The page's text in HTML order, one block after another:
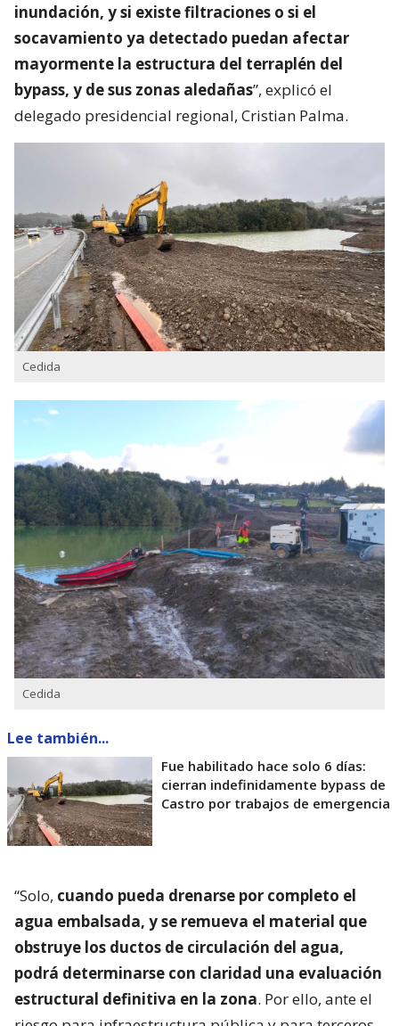
inundación, y si existe filtraciones o si el
socavamiento ya detectado puedan afectar
mayormente la estructura del terraplén del
bypass, y de sus zonas aledañas”, explicó el
delegado presidencial regional, Cristian Palma.
Cedida
Cedida
Lee también...
Fue habilitado hace solo 6 días:
cierran indefinidamente bypass de
Castro por trabajos de emergencia
“Solo, cuando pueda drenarse por completo el
agua embalsada, y se remueva el material que
obstruye los ductos de circulación del agua,
podrá determinarse con claridad una evaluación
estructural definitiva en la zona. Por ello, ante el